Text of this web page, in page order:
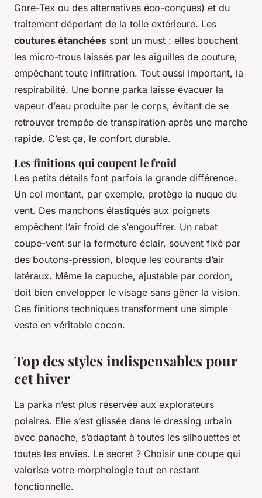
Gore-Tex ou des alternatives éco-conçues) et du
traitement déperlant de la toile extérieure. Les
coutures étanchées sont un must : elles bouchent
les micro-trous laissés par les aiguilles de couture,
empêchant toute infiltration. Tout aussi important, la
respirabilité. Une bonne parka laisse évacuer la
vapeur d’eau produite par le corps, évitant de se
retrouver trempée de transpiration après une marche
rapide. C’est ça, le confort durable.
Les finitions qui coupent le froid
Les petits détails font parfois la grande différence.
Un col montant, par exemple, protège la nuque du
vent. Des manchons élastiqués aux poignets
empêchent l’air froid de s’engouffrer. Un rabat
coupe-vent sur la fermeture éclair, souvent fixé par
des boutons-pression, bloque les courants d’air
latéraux. Même la capuche, ajustable par cordon,
doit bien envelopper le visage sans gêner la vision.
Ces finitions techniques transforment une simple
veste en véritable cocon.
Top des styles indispensables pour
cet hiver
La parka n’est plus réservée aux explorateurs
polaires. Elle s’est glissée dans le dressing urbain
avec panache, s’adaptant à toutes les silhouettes et
toutes les envies. Le secret ? Choisir une coupe qui
valorise votre morphologie tout en restant
fonctionnelle.